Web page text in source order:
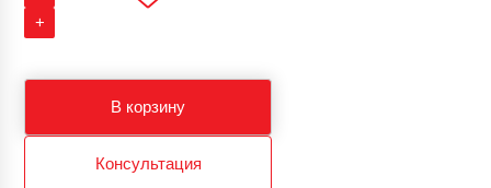
сборная
стали,
ремонтным
+
В корзину
Консультация